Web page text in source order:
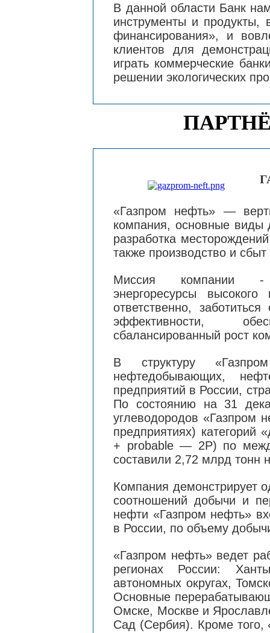
В данной области Банк
инструменты и продукты,
финансирования», и
клиентов для
играть коммерческие
решении экологических
«Газпром нефть» —
компания, основные виды
разработка
также производство и
Миссия компании -
энергоресурсы
ответственно,
эффективности,
сбалансированный рост
В структуру
нефтедобывающих,
предприятий в России,
По состоянию на 31
углеводородов «Газпром
предприятиях) категорий
+ probable — 2P) по
составили 2,72 млрд тонн
Компания демонстрирует
соотношений добычи и
нефти «Газпром нефть»
в России, по объему
«Газпром нефть» ведет
регионах России:
автономных округах,
Основные
Омске, Москве и
Сад (Сербия). Кроме того,